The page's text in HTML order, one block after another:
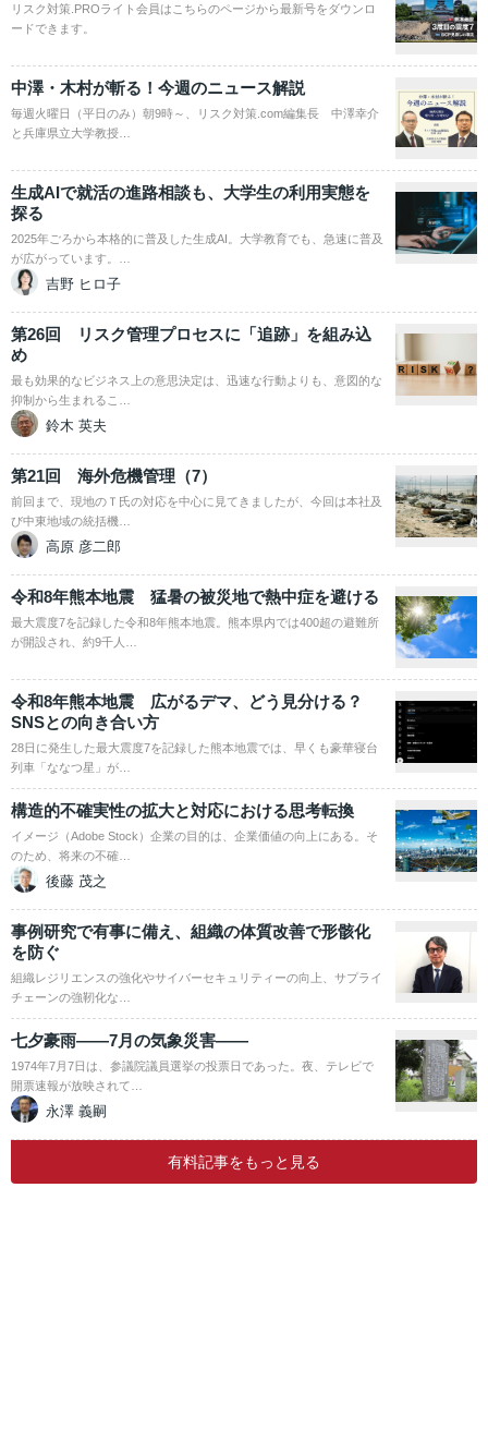
リスク対策.PROライト会員はこちらのページから最新号をダウンロ
ードできます。
中澤・木村が斬る！今週のニュース解説
毎週火曜日（平日のみ）朝9時～、リスク対策.com編集長 中澤幸介
と兵庫県立大学教授…
生成AIで就活の進路相談も、大学生の利用実態を
探る
2025年ごろから本格的に普及した生成AI。大学教育でも、急速に普及
が広がっています。…
吉野 ヒロ子
第26回 リスク管理プロセスに「追跡」を組み込
め
最も効果的なビジネス上の意思決定は、迅速な行動よりも、意図的な
抑制から生まれるこ…
鈴木 英夫
第21回 海外危機管理（7）
前回まで、現地のＴ氏の対応を中心に見てきましたが、今回は本社及
び中東地域の統括機…
高原 彦二郎
令和8年熊本地震 猛暑の被災地で熱中症を避ける
最大震度7を記録した令和8年熊本地震。熊本県内では400超の避難所
が開設され、約9千人…
令和8年熊本地震 広がるデマ、どう見分ける？
SNSとの向き合い方
28日に発生した最大震度7を記録した熊本地震では、早くも豪華寝台
列車「ななつ星」が…
構造的不確実性の拡大と対応における思考転換
イメージ（Adobe Stock）企業の目的は、企業価値の向上にある。そ
のため、将来の不確…
後藤 茂之
事例研究で有事に備え、組織の体質改善で形骸化
を防ぐ
組織レジリエンスの強化やサイバーセキュリティーの向上、サプライ
チェーンの強靭化な…
七夕豪雨――7月の気象災害――
1974年7月7日は、参議院議員選挙の投票日であった。夜、テレビで
開票速報が放映されて…
永澤 義嗣
有料記事をもっと見る